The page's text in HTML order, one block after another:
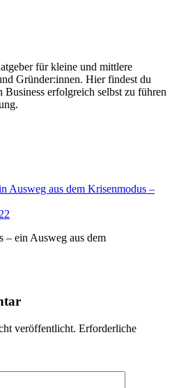
für kleine und mittlere
Gründer:innen. Hier findest du
Business erfolgreich selbst zu führen
Ausweg aus dem Krisenmodus –
ein Ausweg aus dem
veröffentlicht. Erforderliche